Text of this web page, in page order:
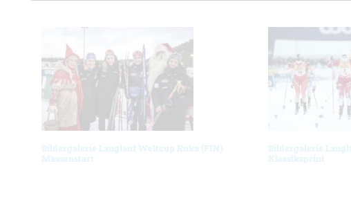
Bildergalerie Langlauf Weltcup Ruka (FIN)
Massenstart
Bildergalerie
Klassiksprint